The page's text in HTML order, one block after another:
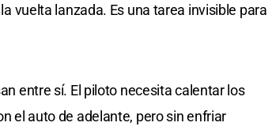
vuelta lanzada. Es una tarea invisible para
entre sí. El piloto necesita calentar los
el auto de adelante, pero sin enfriar